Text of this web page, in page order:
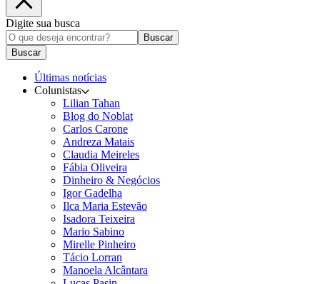
Digite sua busca
Buscar
Buscar
Últimas notícias
Colunistas
Lilian Tahan
Blog do Noblat
Carlos Carone
Andreza Matais
Claudia Meireles
Fábia Oliveira
Dinheiro & Negócios
Igor Gadelha
Ilca Maria Estevão
Isadora Teixeira
Mario Sabino
Mirelle Pinheiro
Tácio Lorran
Manoela Alcântara